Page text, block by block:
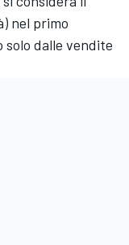
nel primo
solo dalle vendite